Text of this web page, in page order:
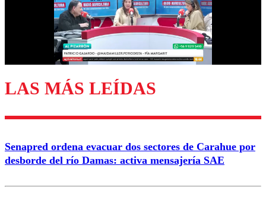
Enviar comentario
LAS MÁS LEÍDAS
Senapred ordena evacuar dos sectores de Carahue por
desborde del río Damas: activa mensajería SAE